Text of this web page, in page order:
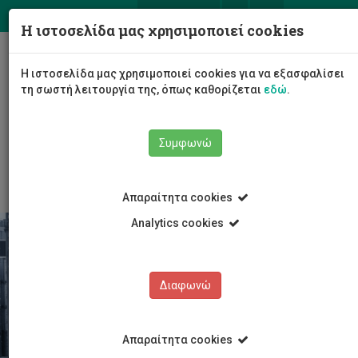
Σχολή Διοίκησης και Οικονομίας
Οι αξίες μας
Η ιστοσελίδα μας χρησιμοποιεί cookies
Η ιστοσελίδα μας χρησιμοποιεί cookies για να εξασφαλίσει
τη σωστή λειτουργία της, όπως καθορίζεται εδώ.
Συμφωνώ
Απαραίτητα cookies
Analytics cookies
Διαφωνώ
Απαραίτητα cookies